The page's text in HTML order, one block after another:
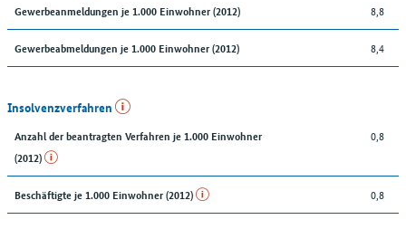
Gewerbeanmeldungen je 1.000 Einwohner (2012) 8,8
Gewerbeabmeldungen je 1.000 Einwohner (2012) 8,4
Insolvenzverfahren
Anzahl der beantragten Verfahren je 1.000 Einwohner
(2012)
0,8
Beschäftigte je 1.000 Einwohner (2012) 0,8